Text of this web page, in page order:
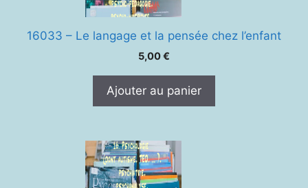
16033 – Le langage et la pensée chez l’enfant
5,00€
Ajouter au panier